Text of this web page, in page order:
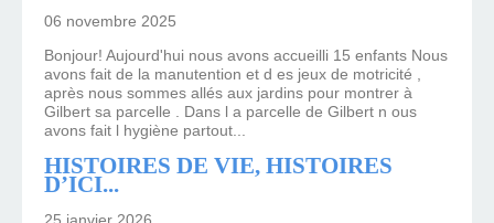
06 novembre 2025
Bonjour! Aujourd'hui nous avons accueilli 15 enfants Nous
avons fait de la manutention et d es jeux de motricité ,
après nous sommes allés aux jardins pour montrer à
Gilbert sa parcelle . Dans l a parcelle de Gilbert n ous
avons fait l hygiène partout...
HISTOIRES DE VIE, HISTOIRES
D’ICI...